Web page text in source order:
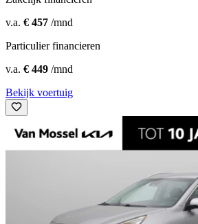
v.a. € 457 /mnd
Particulier financieren
v.a. € 449 /mnd
Bekijk voertuig